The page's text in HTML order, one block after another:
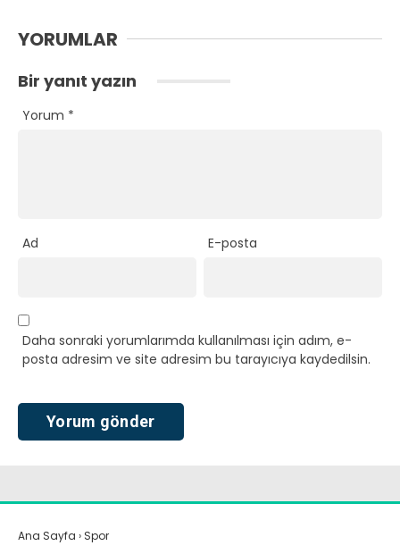
YORUMLAR
Bir yanıt yazın
Yorum *
Ad E-posta
Daha sonraki yorumlarımda kullanılması için adım, e-
posta adresim ve site adresim bu tarayıcıya kaydedilsin.
Ana Sayfa › Spor